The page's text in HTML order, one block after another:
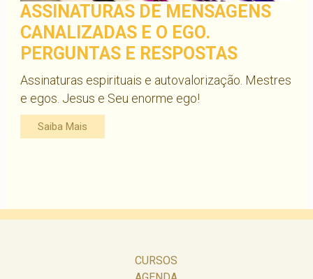
ASSINATURAS DE MENSAGENS
CANALIZADAS E O EGO.
PERGUNTAS E RESPOSTAS
Assinaturas espirituais e autovalorização. Mestres
e egos. Jesus e Seu enorme ego!
Saiba Mais
CURSOS